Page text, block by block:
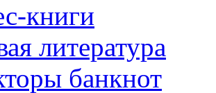
книги
литература
банкнот